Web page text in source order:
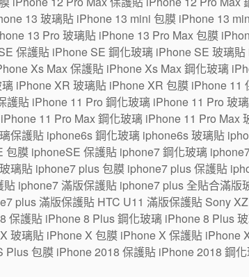
13 玻璃貼 iPhone 13 mini 包膜 iPhone 13
13 Pro 玻璃貼 iPhone 13 Pro Max 包膜
保護貼 iPhone SE 鋼化玻璃 iPhone SE 玻璃
Xs Max 保護貼 iPhone Xs Max 鋼化玻璃
iPhone XR 玻璃貼 iPhone XR 包膜 iPhone 11
貼 iPhone 11 Pro 鋼化玻璃 iPhone 11 Pro 玻
11 Pro Max 鋼化玻璃 iPhone 11 Pro Max
保護貼 iphone6s 鋼化玻璃 iphone6s 玻璃貼
膜 iphoneSE 保護貼 iphone7 鋼化玻璃
璃貼 iphone7 plus 包膜 iphone7 plus 保護貼
iphone7 滿版保護貼 iphone7 plus 全貼合滿
plus 滿版保護貼 HTC U11 滿版保護貼 Sony
保護貼 iPhone 8 Plus 鋼化玻璃 iPhone 8 Plus
玻璃貼 iPhone X 包膜 iPhone X 保護貼 iPhone
包膜 iPhone 2018 保護貼 iPhone 2018 鋼